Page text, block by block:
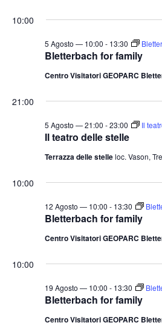
10:00
Bletterbach for family
5 Agosto — 10:00 - 13:30
Centro Visitatori GEOPARC
21:00
Il teatro delle stelle
5 Agosto — 21:00 -23:00 Il
Terrazza delle stelleloc. Vason,
10:00
Bletterbach for family
12 Agosto — 10:00 - 13:30
Centro Visitatori GEOPARC
10:00
Bletterbach for family
19 Agosto — 10:00 - 13:30
Centro Visitatori GEOPARC